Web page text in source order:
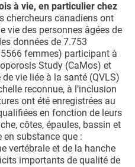
à vie, en particulier chez
chercheurs canadiens ont
vie des personnes âgées de
données de 7.753
femmes) participant à
Study (CaMos) et
vie liée à la santé (QVLS)
reconnue, à l’inclusion
ont été enregistrées au
en fonction de leurs
côtes, épaules, bassin et
en substance que :
vertébrale et de la hanche
importants de qualité de